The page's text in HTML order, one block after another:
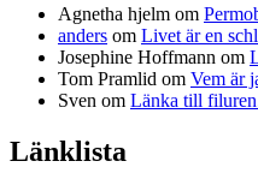
Agnetha hjelm om
anders om Livet är en
Josephine Hoffmann om
Tom Pramlid om Vem är
Sven om Länka till
Länklista